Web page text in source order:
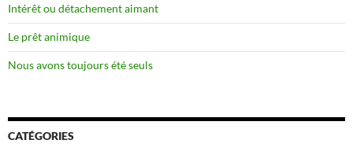
Intérêt ou détachement aimant
Le prêt animique
Nous avons toujours été seuls
CATÉGORIES